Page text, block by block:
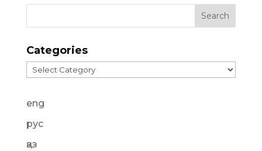
Categories
Categories
eng
рус
қаз